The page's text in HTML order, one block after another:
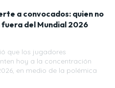
a convocados: quien no
del Mundial 2026
que los jugadores
hoy a la concentración
en medio de la polémica